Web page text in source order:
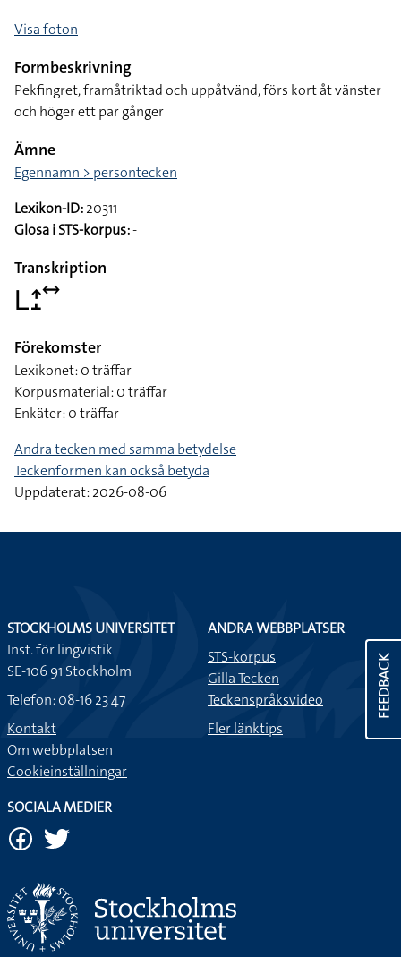
Visa foton
Formbeskrivning
Pekfingret, framåtriktad och uppåtvänd, förs kort åt vänster
och höger ett par gånger
Ämne
Egennamn > persontecken
Lexikon-ID:20311
Glosa i STS-korpus:-
Transkription
􌥈􌤴􌤸􌥤
Förekomster
Lexikonet: 0 träffar
Korpusmaterial: 0 träffar
Enkäter: 0 träffar
Andra tecken med samma betydelse
Teckenformen kan också betyda
Uppdaterat: 2026-08-06
FEEDBACK
STOCKHOLMS UNIVERSITET
Inst. för lingvistik
SE-106 91 Stockholm
Telefon: 08-16 23 47
Kontakt
Om webbplatsen
Cookieinställningar
ANDRA WEBBPLATSER
STS-korpus
Gilla Tecken
Teckenspråksvideo
Fler länktips
SOCIALA MEDIER